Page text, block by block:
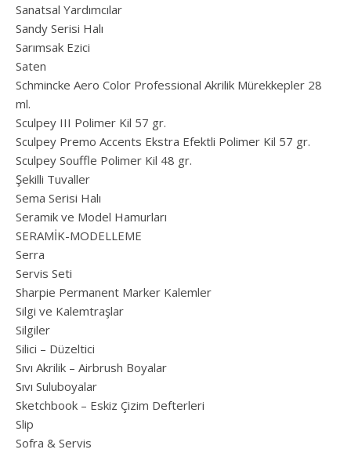
Sanatsal Yardımcılar
Sandy Serisi Halı
Sarımsak Ezici
Saten
Schmincke Aero Color Professional Akrilik Mürekkepler 28
ml.
Sculpey III Polimer Kil 57 gr.
Sculpey Premo Accents Ekstra Efektli Polimer Kil 57 gr.
Sculpey Souffle Polimer Kil 48 gr.
Şekilli Tuvaller
Sema Serisi Halı
Seramik ve Model Hamurları
SERAMİK-MODELLEME
Serra
Servis Seti
Sharpie Permanent Marker Kalemler
Silgi ve Kalemtraşlar
Silgiler
Silici – Düzeltici
Sıvı Akrilik – Airbrush Boyalar
Sıvı Suluboyalar
Sketchbook – Eskiz Çizim Defterleri
Slip
Sofra & Servis